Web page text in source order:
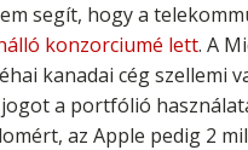
segít, hogy a
konzorciumé lett. A
kanadai cég szellemi
a portfólió
az Apple pedig 2